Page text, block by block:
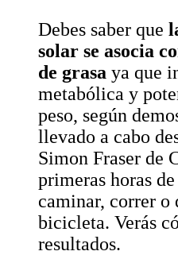
Debes saber que
solar se asocia
de grasa ya que
metabólica y
peso, según
llevado a cabo
Simon Fraser de
primeras horas
caminar, correr o
bicicleta. Verás
resultados.